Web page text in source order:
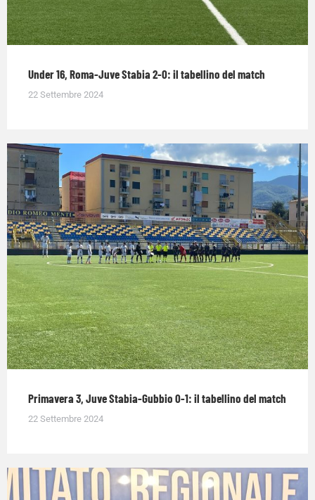
Under 16, Roma-Juve Stabia 2-0: il tabellino del match
22 Settembre 2024
Primavera 3, Juve Stabia-Gubbio 0-1: il tabellino del match
22 Settembre 2024